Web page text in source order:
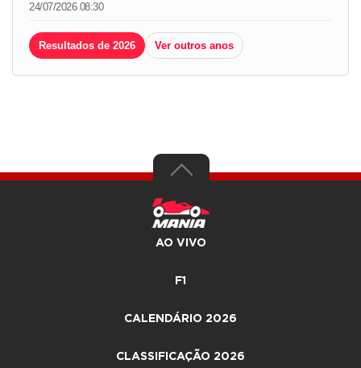
24/07/2026 08:30
Resultados de 2026 Ver outros anos
AO VIVO
F1
CALENDÁRIO 2026
CLASSIFICAÇÃO 2026